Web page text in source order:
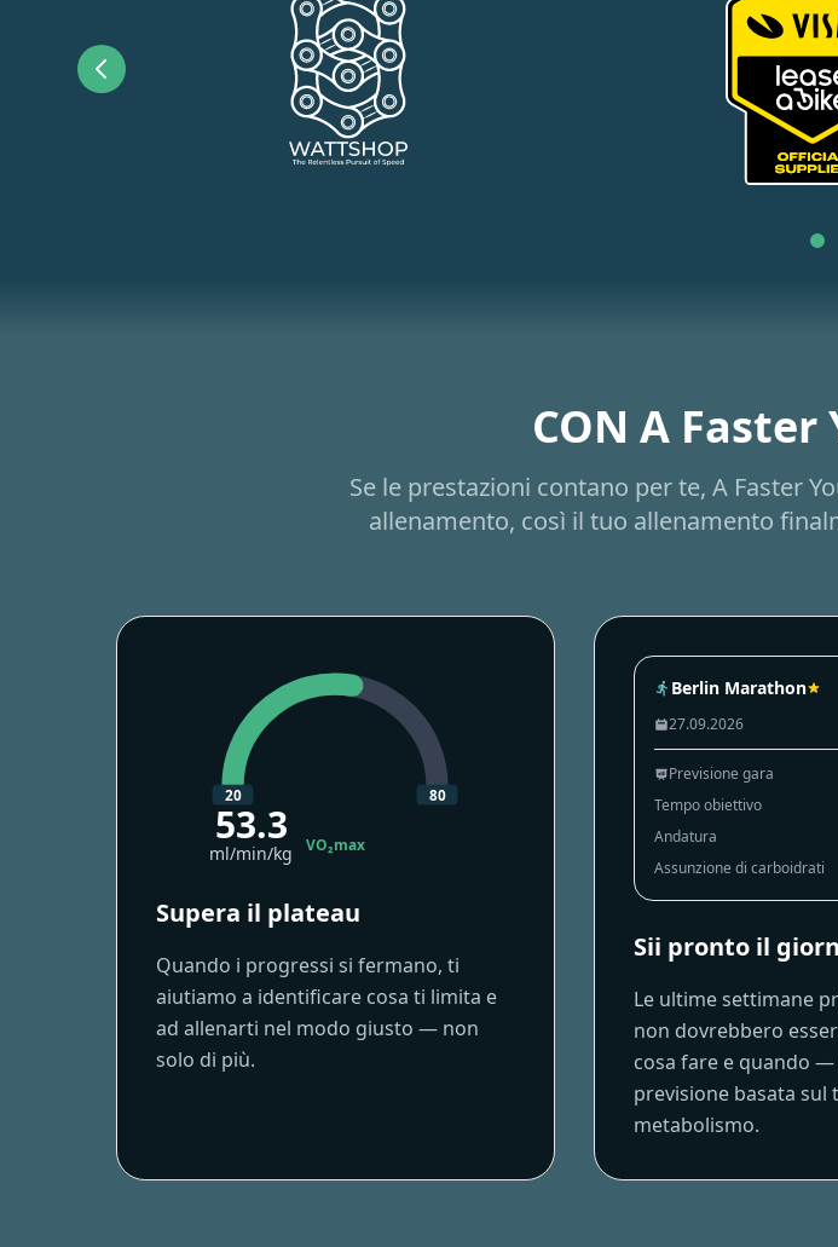
CON A Faster
Se le prestazioni contano per te, A Faster
allenamento, così il tuo allenamento
20 80
53.3
ml/min/kg VO₂max
Supera il plateau
Quando i progressi si fermano, ti
aiutiamo a identificare cosa ti limita e
ad allenarti nel modo giusto — non
solo di più.
Berlin Marathon
27.09.2026
Previsione gara
Tempo obiettivo
Andatura
Assunzione di carboidrati
Sii pronto il
Le ultime settimane
non dovrebbero
cosa fare e quando —
previsione basata sul
metabolismo.